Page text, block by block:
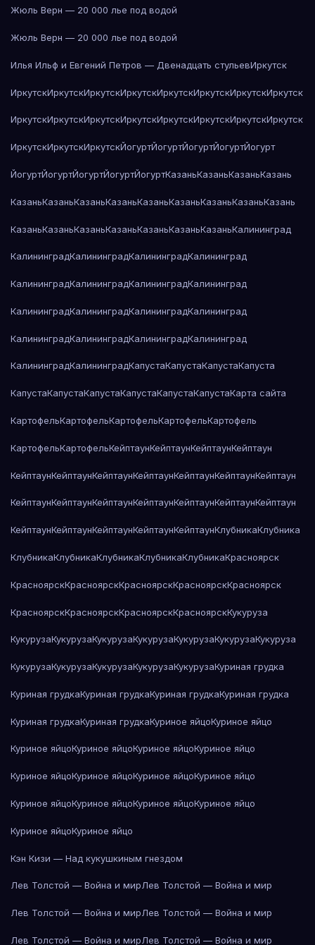
Жюль Верн — 20 000 лье под водой
Жюль Верн — 20 000 лье под водой
Илья Ильф и Евгений Петров — Двенадцать стульевИркутск
ИркутскИркутскИркутскИркутскИркутскИркутскИркутскИркутск
ИркутскИркутскИркутскИркутскИркутскИркутскИркутскИркутск
ИркутскИркутскИркутскЙогуртЙогуртЙогуртЙогуртЙогурт
ЙогуртЙогуртЙогуртЙогуртЙогуртКазаньКазаньКазаньКазань
КазаньКазаньКазаньКазаньКазаньКазаньКазаньКазаньКазань
КазаньКазаньКазаньКазаньКазаньКазаньКазаньКалининград
КалининградКалининградКалининградКалининград
КалининградКалининградКалининградКалининград
КалининградКалининградКалининградКалининград
КалининградКалининградКалининградКалининград
КалининградКалининградКапустаКапустаКапустаКапуста
КапустаКапустаКапустаКапустаКапустаКапустаКарта сайта
КартофельКартофельКартофельКартофельКартофель
КартофельКартофельКейптаунКейптаунКейптаунКейптаун
КейптаунКейптаунКейптаунКейптаунКейптаунКейптаунКейптаун
КейптаунКейптаунКейптаунКейптаунКейптаунКейптаунКейптаун
КейптаунКейптаунКейптаунКейптаунКейптаунКлубникаКлубника
КлубникаКлубникаКлубникаКлубникаКлубникаКрасноярск
КрасноярскКрасноярскКрасноярскКрасноярскКрасноярск
КрасноярскКрасноярскКрасноярскКрасноярскКукуруза
КукурузаКукурузаКукурузаКукурузаКукурузаКукурузаКукуруза
КукурузаКукурузаКукурузаКукурузаКукурузаКуриная грудка
Куриная грудкаКуриная грудкаКуриная грудкаКуриная грудка
Куриная грудкаКуриная грудкаКуриное яйцоКуриное яйцо
Куриное яйцоКуриное яйцоКуриное яйцоКуриное яйцо
Куриное яйцоКуриное яйцоКуриное яйцоКуриное яйцо
Куриное яйцоКуриное яйцоКуриное яйцоКуриное яйцо
Куриное яйцоКуриное яйцо
Кэн Кизи — Над кукушкиным гнездом
Лев Толстой — Война и мирЛев Толстой — Война и мир
Лев Толстой — Война и мирЛев Толстой — Война и мир
Лев Толстой — Война и мирЛев Толстой — Война и мир